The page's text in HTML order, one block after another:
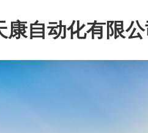
康自动化有限